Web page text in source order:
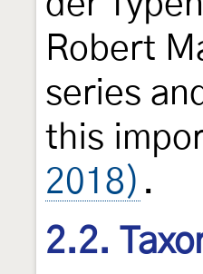
Robert
series
this
2018) .
2.2.